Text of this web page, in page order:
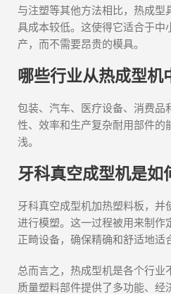
与注塑等其他方法相比，热成型
具成本较低。这使得它适合于中
产，而不需要昂贵的模具。
哪些行业从热成型机
包装、汽车、医疗设备、消费品
性、效率和生产复杂耐用部件的
浅。
牙科真空成型机是如
牙科真空成型机加热塑料板，并
进行模塑。这一过程被用来制作
正畸设备，确保精确和舒适地适
总而言之，热成型机是各个行业
质量塑料部件提供了多功能、经